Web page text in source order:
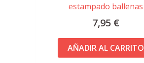
estampado ballenas
7,95 €
AÑADIR AL CARRITO